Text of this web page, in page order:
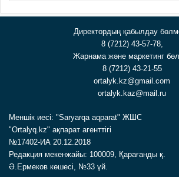
Директордың қабылдау
8 (7212) 43-57-78,
Жарнама және маркетинг
8 (7212) 43-21-55
ortalyk.kz@gmail.com
ortalyk.kaz@mail.ru
Меншік иесі: "Saryarqa aqparat" ЖШС
"Ortalyq.kz" ақпарат агенттігі
№17402-ИА 20.12.2018
Редакция мекенжайы: 100009, Қарағанды қ.
Ә.Ермеков көшесі, №33 үй.